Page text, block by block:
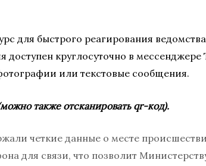
для быстрого реагирования
доступен круглосуточно в мессенджере
или текстовые сообщения.
также отсканировать qr-код).
четкие данные о месте
для связи, что позволит